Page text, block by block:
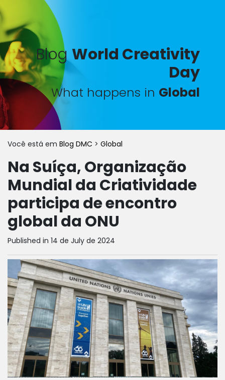
Blog World Creativity
Day
What happens in Global
Você está em Blog DMC > Global
Na Suíça, Organização
Mundial da Criatividade
participa de encontro
global da ONU
Published in 14 de July de 2024